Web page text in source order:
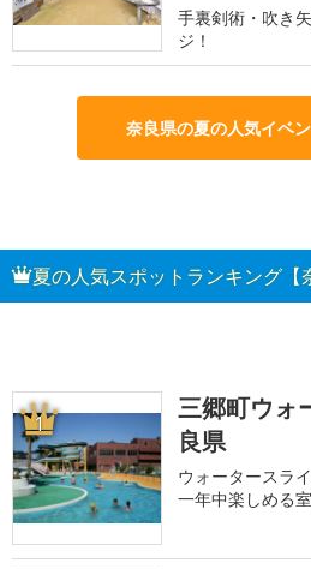
手裏剣術・吹き
ジ！
奈良県の夏の人気イベ
夏の人気スポットランキング【
1
三郷町ウォ
良県
ウォータースラ
一年中楽しめる